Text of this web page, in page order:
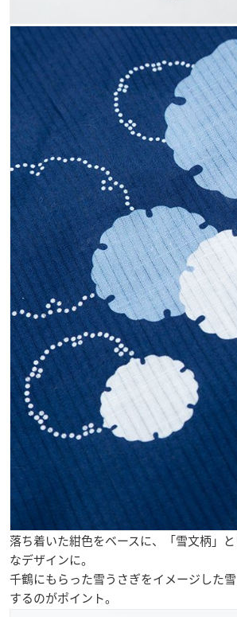
落ち着いた紺色をベースに、「雪文柄」
なデザインに。
千鶴にもらった雪うさぎをイメージした
するのがポイント。